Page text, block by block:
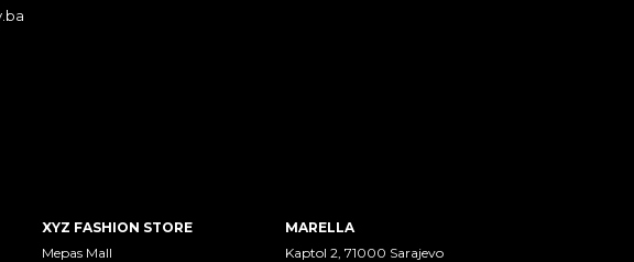
XYZ FASHION STORE
Mepas Mall
MARELLA
Kaptol 2, 71000 Sarajevo